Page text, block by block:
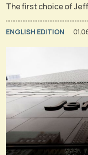
The first choice of
ENGLISH EDITION